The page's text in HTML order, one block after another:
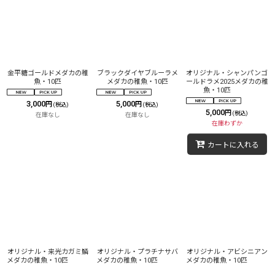
金平糖ゴールドメダカの稚
魚・10匹
3,000円 (税込)
在庫なし
ブラックダイヤブルーラメ
メダカの稚魚・10匹
5,000円 (税込)
在庫なし
オリジナル・シャンパンゴ
ールドラメ2025メダカの稚
魚・10匹
5,000円 (税込)
在庫わずか
カートに入れる
オリジナル・来光カガミ鱗
メダカの稚魚・10匹
オリジナル・プラチナサバ
メダカの稚魚・10匹
オリジナル・アビシニアン
メダカの稚魚・10匹